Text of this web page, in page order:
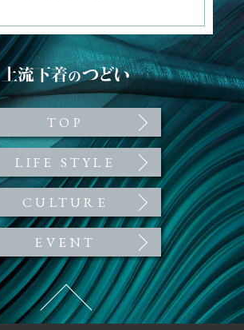
魅惑のランジェリーエ
ッセイ 上流下着のつ
どい Upper Inner Salon
｜ワコール
TOP
LIFE STYLE
CULTURE
EVENT